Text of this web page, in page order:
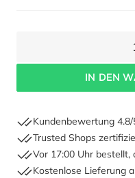
IN DEN
Kundenbewertung 4.8/
Trusted Shops
Vor 17:00 Uhr bestellt,
Kostenlose Lieferung